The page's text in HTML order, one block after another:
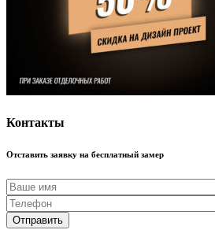
Контакты
Отставить заявку на бесплатный замер